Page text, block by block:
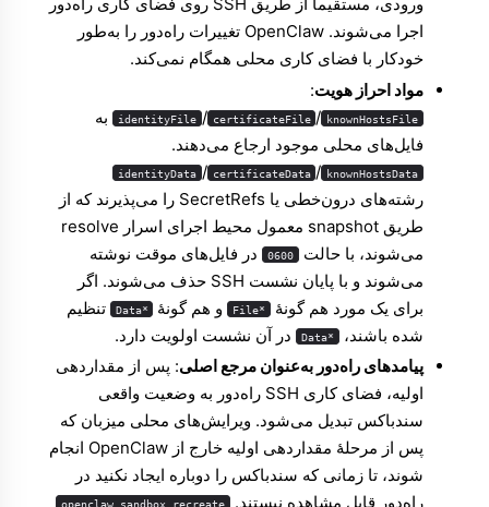
اجرا می‌شوند. OpenClaw تغییرات راه‌دور را به‌طور
خودکار با فضای کاری محلی همگام نمی‌کند.
مواد احراز هویت:
identityFile / certificateFile / knownHostsFile
به
فایل‌های محلی موجود ارجاع می‌دهند.
identityData / certificateData / knownHostsData
رشته‌های درون‌خطی یا SecretRefs را می‌پذیرند که از
طریق snapshot معمول محیط اجرای اسرار resolve
می‌شوند، با حالت
0600 در فایل‌های موقت نوشته
می‌شوند و با پایان نشست SSH حذف می‌شوند. اگر
برای یک مورد هم گونهٔ
*File و هم گونهٔ *Data
تنظیم
شده باشند،
*Data
در آن نشست اولویت دارد.
پیامدهای راه‌دور به‌عنوان مرجع اصلی: پس از مقداردهی
اولیه، فضای کاری SSH راه‌دور به وضعیت واقعی
سندباکس تبدیل می‌شود. ویرایش‌های محلی میزبان که
پس از مرحلهٔ مقداردهی اولیه خارج از OpenClaw انجام
شوند، تا زمانی که سندباکس را دوباره ایجاد نکنید در
راه‌دور قابل مشاهده نیستند.
openclaw sandbox recreate